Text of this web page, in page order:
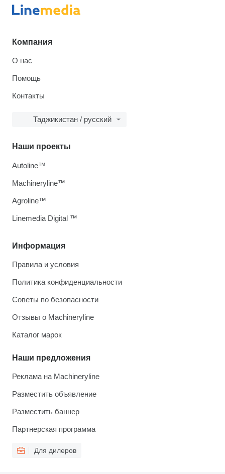
Компания
О нас
Помощь
Контакты
Таджикистан / русский
Информация
Правила и условия
Политика конфиденциальности
Советы по безопасности
Отзывы о Machineryline
Каталог марок
Наши предложения
Реклама на Machineryline
Разместить объявление
Разместить баннер
Партнерская программа
Для дилеров
Наши проекты
Autoline™
Machineryline™
Agroline™
Linemedia Digital ™